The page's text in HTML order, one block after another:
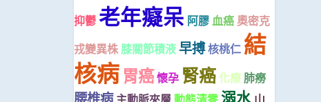
抑鬱老年癡呆 阿膠血癌 奧密克
戎變異株 膝關節積液 早搏核桃仁 結
核病 胃癌懷孕 腎癌化療肺癆
腰椎病 主動脈夾層 動態清零溺水 山